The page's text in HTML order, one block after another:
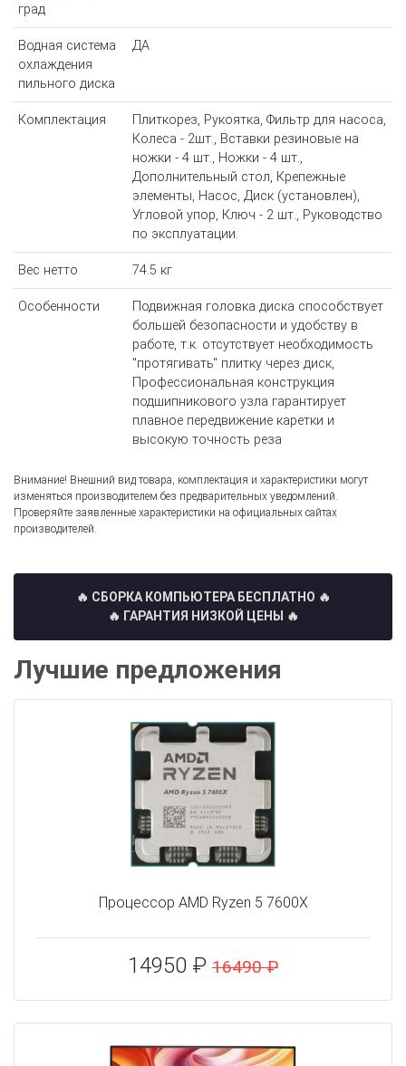
град
Водная система
охлаждения
пильного диска
ДА
Комплектация
Плиткорез, Рукоятка, Фильтр для насоса,
Колеса - 2шт., Вставки резиновые на
ножки - 4 шт., Ножки - 4 шт.,
Дополнительный стол, Крепежные
элементы, Насос, Диск (установлен),
Угловой упор, Ключ - 2 шт., Руководство
по эксплуатации.
Вес нетто 74.5 кг
Особенности
Подвижная головка диска способствует
большей безопасности и удобству в
работе, т.к. отсутствует необходимость
"протягивать" плитку через диск,
Профессиональная конструкция
подшипникового узла гарантирует
плавное передвижение каретки и
высокую точность реза
Внимание! Внешний вид товара, комплектация и характеристики могут
изменяться производителем без предварительных уведомлений.
Проверяйте заявленные характеристики на официальных сайтах
производителей.
🔥 СБОРКА КОМПЬЮТЕРА БЕСПЛАТНО 🔥
🔥 ГАРАНТИЯ НИЗКОЙ ЦЕНЫ 🔥
Лучшие предложения
Процессор AMD Ryzen 5 7600X
14950 ₽ 16490 ₽